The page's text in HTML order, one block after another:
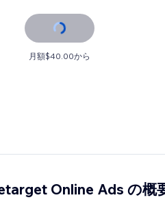
月額$40.00から
Online Ads の概